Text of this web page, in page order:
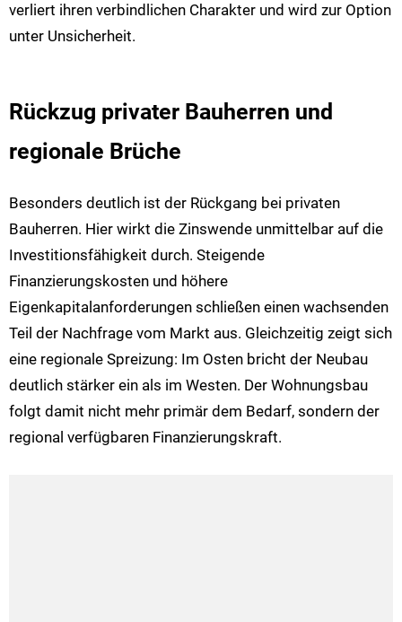
verliert ihren verbindlichen Charakter und wird zur Option
unter Unsicherheit.
Rückzug privater Bauherren und
regionale Brüche
Besonders deutlich ist der Rückgang bei privaten
Bauherren. Hier wirkt die Zinswende unmittelbar auf die
Investitionsfähigkeit durch. Steigende
Finanzierungskosten und höhere
Eigenkapitalanforderungen schließen einen wachsenden
Teil der Nachfrage vom Markt aus. Gleichzeitig zeigt sich
eine regionale Spreizung: Im Osten bricht der Neubau
deutlich stärker ein als im Westen. Der Wohnungsbau
folgt damit nicht mehr primär dem Bedarf, sondern der
regional verfügbaren Finanzierungskraft.